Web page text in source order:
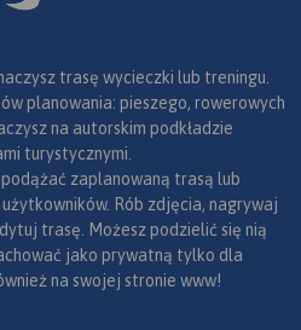
trasę wycieczki lub treningu.
planowania: pieszego, rowerowych
na autorskim podkładzie
turystycznymi.
zaplanowaną trasą lub
Rób zdjęcia, nagrywaj
trasę. Możesz podzielić się nią
jako prywatną tylko dla
na swojej stronie www!